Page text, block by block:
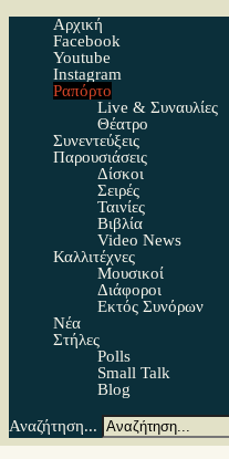
Αρχική
Facebook
Youtube
Instagram
Ραπόρτο
Live & Συναυλίες
Θέατρο
Συνεντεύξεις
Παρουσιάσεις
Δίσκοι
Σειρές
Ταινίες
Βιβλία
Video News
Καλλιτέχνες
Μουσικοί
Διάφοροι
Εκτός Συνόρων
Νέα
Στήλες
Polls
Small Talk
Blog
Αναζήτηση...